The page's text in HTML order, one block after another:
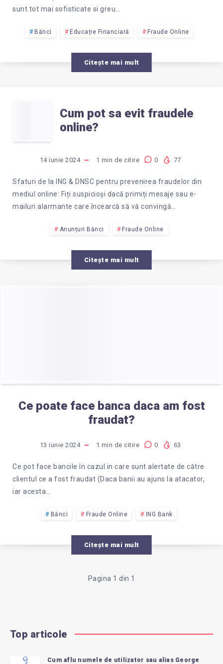
sunt tot mai sofisticate si greu…
Bănci Educație Financiară Fraude Online
Citește mai mult
CUM
POT
SA
EVIT
FRAUDELE
ONLINE?
Cum pot sa evit fraudele
online?
14 iunie 2024 1 min de citire 0 77
Sfaturi de la ING & DNSC pentru prevenirea fraudelor din
mediul online: Fiți suspicioși dacă primiți mesaje sau e-
mailuri alarmante care încearcă să vă convingă…
Anunțuri Bănci Fraude Online
Citește mai mult
Ce poate face banca daca am fost
fraudat?
13 iunie 2024 1 min de citire 0 63
Ce pot face bancile în cazul in care sunt alertate de către
clientul ce a fost fraudat (Daca banii au ajuns la atacator,
iar acesta…
Bănci Fraude Online ING Bank
Citește mai mult
Pagina 1 din 1
Top articole
Cum aflu numele de utilizator sau alias George